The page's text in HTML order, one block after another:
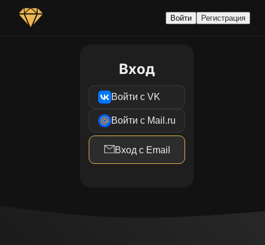
Войти Регистрация
Вход
Войти с VK
Войти с Mail.ru
Вход с Email